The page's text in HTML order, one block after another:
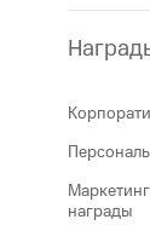
награды